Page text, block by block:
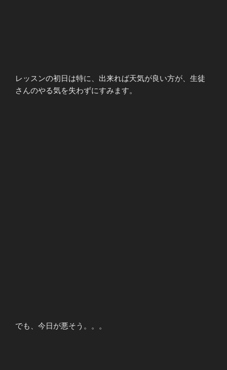
レッスンの初日は特に、出来れば天気が良い方が、生徒
さんのやる気を失わずにすみます。
でも、今日が悪そう。。。